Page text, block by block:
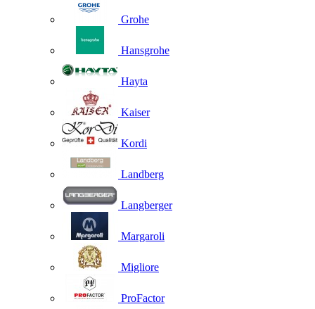
Grohe
Hansgrohe
Hayta
Kaiser
Kordi
Landberg
Langberger
Margaroli
Migliore
ProFactor